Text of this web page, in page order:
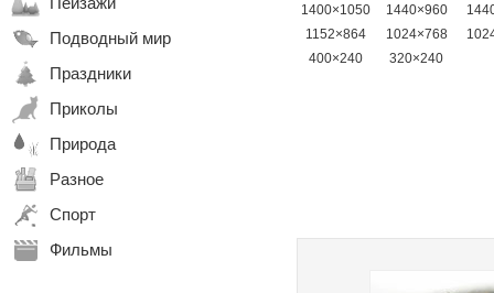
Подводный мир
Праздники
Приколы
Природа
Разное
Спорт
Фильмы
1400×1050
1440×960
1152×864
1024×768
400×240
320×240